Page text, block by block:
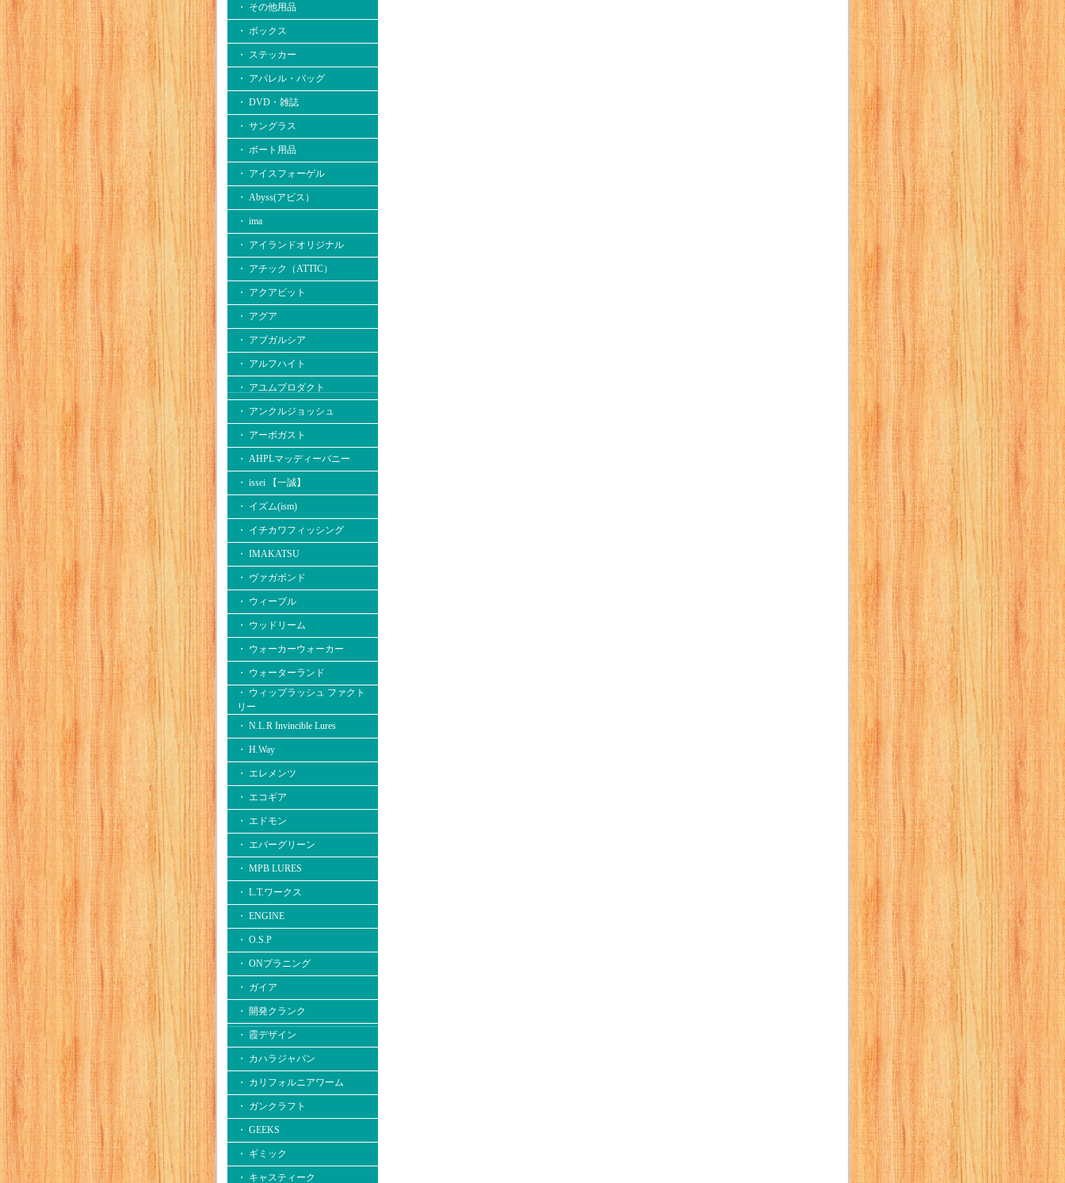
・ その他用品
・ ボックス
・ ステッカー
・ アパレル・バッグ
・ DVD・雑誌
・ サングラス
・ ボート用品
・ アイスフォーゲル
・ Abyss(アビス）
・ ima
・ アイランドオリジナル
・ アチック（ATTIC）
・ アクアビット
・ アグア
・ アブガルシア
・ アルフハイト
・ アユムプロダクト
・ アンクルジョッシュ
・ アーボガスト
・ AHPLマッディーバニー
・ issei 【一誠】
・ イズム(ism)
・ イチカワフィッシング
・ IMAKATSU
・ ヴァガボンド
・ ウィーブル
・ ウッドリーム
・ ウォーカーウォーカー
・ ウォーターランド
・ ウィップラッシュ ファクト
リー
・ N.L.R Invincible Lures
・ H.Way
・ エレメンツ
・ エコギア
・ エドモン
・ エバーグリーン
・ MPB LURES
・ L.T.ワークス
・ ENGINE
・ O.S.P
・ ONプラニング
・ ガイア
・ 開発クランク
・ 霞デザイン
・ カハラジャパン
・ カリフォルニアワーム
・ ガンクラフト
・ GEEKS
・ ギミック
・ キャスティーク